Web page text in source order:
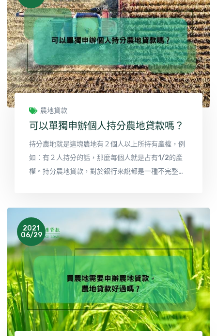
農地貸款
可以單獨申辦個人持分農地貸款嗎？
持分農地就是這塊農地有２個人以上所持有產權，例
如：有２人持分的話，那麼每個人就是占有1/2的產
權。持分農地貸款，對於銀行來說都是一種不完整的
持分農地貸款的話，就必須要此持分農地的所有持分
人一起出面擔保才有可能成功的申辦。
2021
06/29